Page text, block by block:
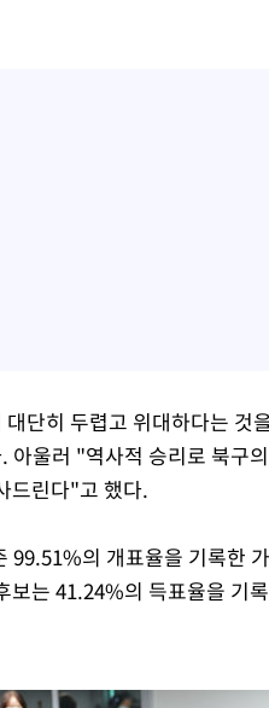
단히 두렵고 위대하다는
아울러 "역사적 승리로 북구
드린다"고 했다.
99.51%의 개표율을 기록한
보는 41.24%의 득표율을 기